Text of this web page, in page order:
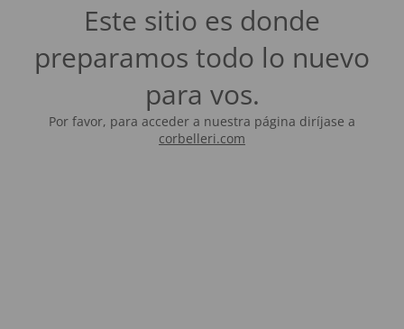
Este sitio es donde
preparamos todo lo nuevo
para vos.
Por favor, para acceder a nuestra página diríjase a
corbelleri.com